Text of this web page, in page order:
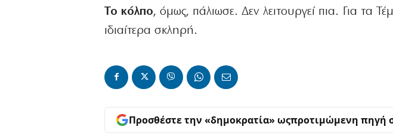
Το κόλπο, όμως, πάλιωσε. Δεν λειτουργεί πια. Για τα
ιδιαίτερα σκληρή.
Προσθέστε την «δημοκρατία» ωςπροτιμώμενη πηγή